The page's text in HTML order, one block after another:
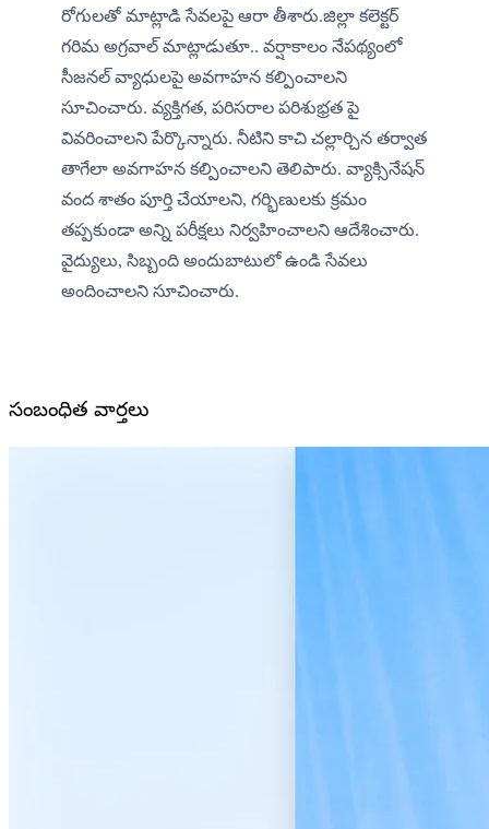
రోగులతో మాట్లాడి సేవలపై ఆరా తీశారు.జిల్లా కలెక్టర్
గరిమ అగ్రవాల్ మాట్లాడుతూ.. వర్షాకాలం నేపథ్యంలో
సీజనల్ వ్యాధులపై అవగాహన కల్పించాలని
సూచించారు. వ్యక్తిగత, పరిసరాల పరిశుభ్రత పై
వివరించాలని పేర్కొన్నారు. నీటిని కాచి చల్లార్చిన తర్వాత
తాగేలా అవగాహన కల్పించాలని తెలిపారు. వ్యాక్సినేషన్
వంద శాతం పూర్తి చేయాలని, గర్భిణులకు క్రమం
తప్పకుండా అన్ని పరీక్షలు నిర్వహించాలని ఆదేశించారు.
వైద్యులు, సిబ్బంది అందుబాటులో ఉండి సేవలు
అందించాలని సూచించారు.
సంబంధిత వార్తలు